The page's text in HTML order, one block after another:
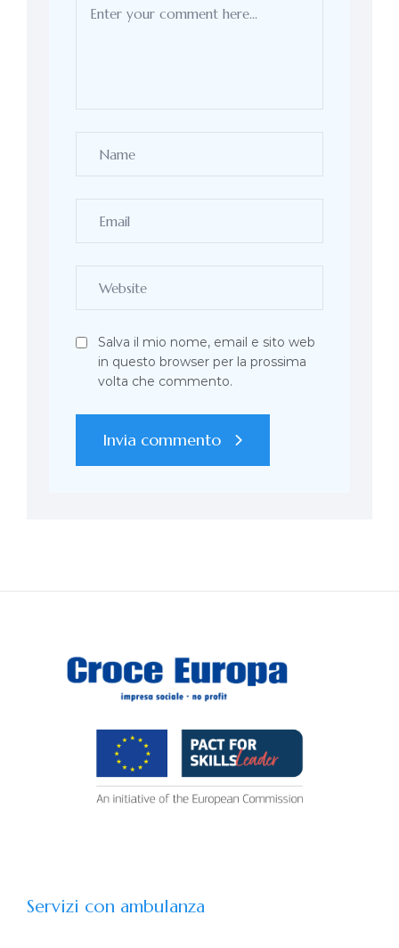
Salva il mio nome, email e sito web
in questo browser per la prossima
volta che commento.
Invia commento
Servizi con ambulanza